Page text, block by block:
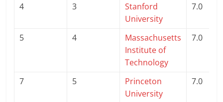
4 3
Stanford
University
7.0
5 4
Massachusetts
Institute of
Technology
7.0
7 5
Princeton
University
7.0